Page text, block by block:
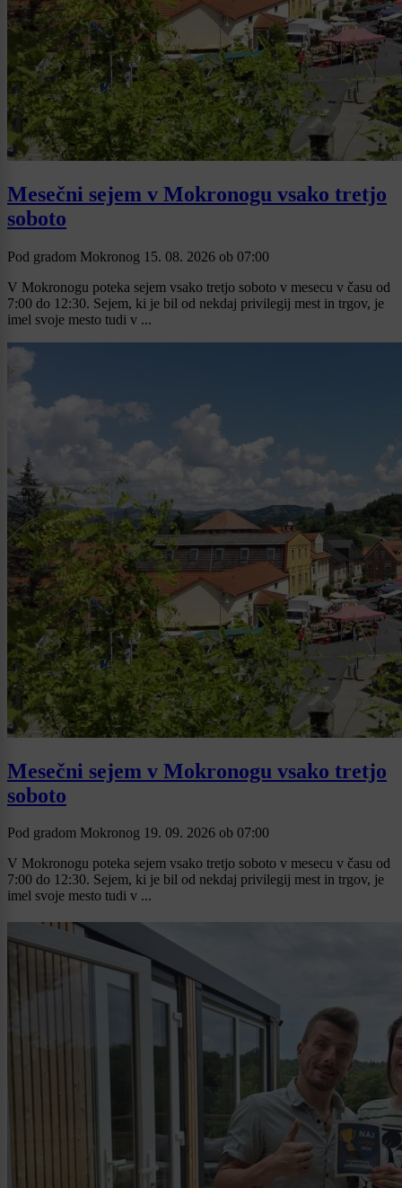
Mesečni sejem v Mokronogu vsako tretjo
soboto
Pod gradom Mokronog 15. 08. 2026 ob 07:00
V Mokronogu poteka sejem vsako tretjo soboto v mesecu v času od
7:00 do 12:30. Sejem, ki je bil od nekdaj privilegij mest in trgov, je
imel svoje mesto tudi v ...
Mesečni sejem v Mokronogu vsako tretjo
soboto
Pod gradom Mokronog 19. 09. 2026 ob 07:00
V Mokronogu poteka sejem vsako tretjo soboto v mesecu v času od
7:00 do 12:30. Sejem, ki je bil od nekdaj privilegij mest in trgov, je
imel svoje mesto tudi v ...